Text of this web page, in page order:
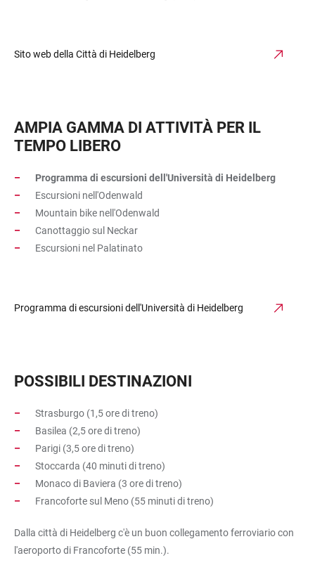
Sito web della Città di Heidelberg
AMPIA GAMMA DI ATTIVITÀ PER IL
TEMPO LIBERO
Programma di escursioni dell'Università di Heidelberg
Escursioni nell'Odenwald
Mountain bike nell'Odenwald
Canottaggio sul Neckar
Escursioni nel Palatinato
Programma di escursioni dell'Università di Heidelberg
POSSIBILI DESTINAZIONI
Strasburgo (1,5 ore di treno)
Basilea (2,5 ore di treno)
Parigi (3,5 ore di treno)
Stoccarda (40 minuti di treno)
Monaco di Baviera (3 ore di treno)
Francoforte sul Meno (55 minuti di treno)
Dalla città di Heidelberg c'è un buon collegamento ferroviario con
l'aeroporto di Francoforte (55 min.).